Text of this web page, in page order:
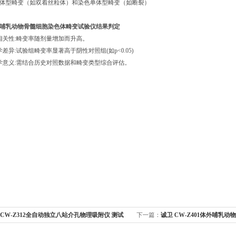
型畸变（如双着丝粒体）和染色单体型畸变（如断裂）
乳动物骨髓细胞染色体畸变试验仪结果判定
关性:畸变率随剂量增加而升高。
差异:试验组畸变率显著高于阴性对照组(如p<0.05)
意义:需结合历史对照数据和畸变类型综合评估。
CW-Z312全自动独立八站介孔物理吸附仪 测试 下一篇： 诚卫 CW-Z401体外哺乳动